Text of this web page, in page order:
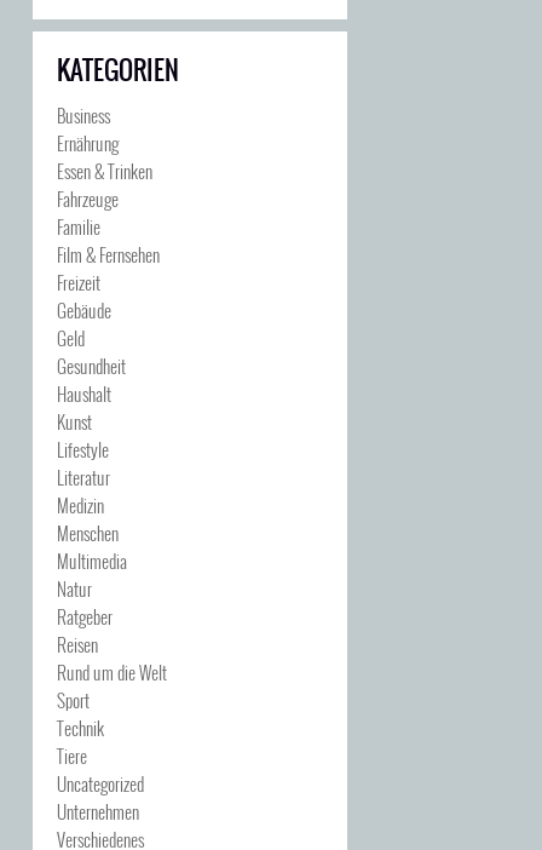
KATEGORIEN
Business
Ernährung
Essen & Trinken
Fahrzeuge
Familie
Film & Fernsehen
Freizeit
Gebäude
Geld
Gesundheit
Haushalt
Kunst
Lifestyle
Literatur
Medizin
Menschen
Multimedia
Natur
Ratgeber
Reisen
Rund um die Welt
Sport
Technik
Tiere
Uncategorized
Unternehmen
Verschiedenes